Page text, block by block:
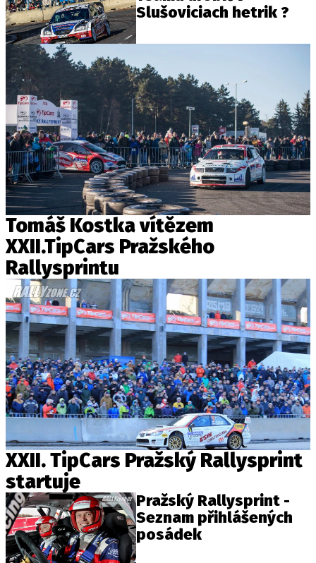
Slušoviciach hetrik ?
Tomáš Kostka vítězem
XXII.TipCars Pražského
Rallysprintu
XXII. TipCars Pražský Rallysprint
startuje
Pražský Rallysprint -
Seznam přihlášených
posádek